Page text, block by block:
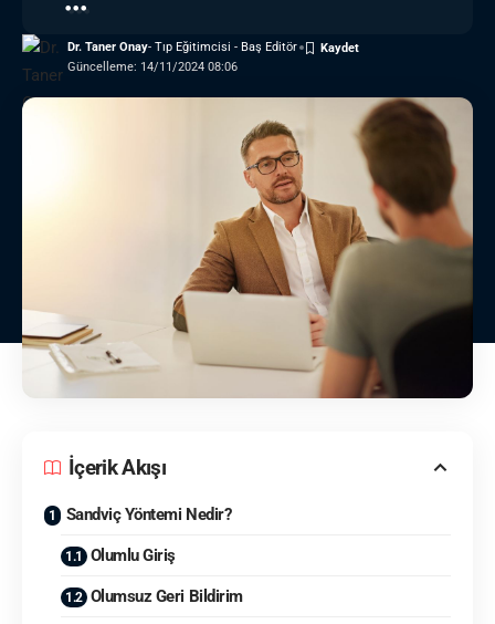
Güncelleme: 14/11/2024 08:06
Dr. Taner Onay- Tıp Eğitimcisi - Baş Editör
İçerik Akışı
Sandviç Yöntemi Nedir?
Olumlu Giriş
Olumsuz Geri Bildirim